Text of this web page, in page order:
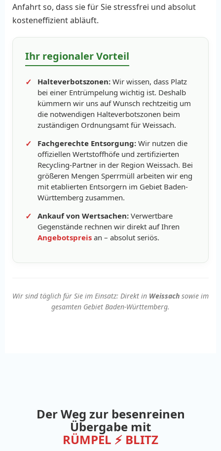
Anfahrt so, dass sie für Sie stressfrei und absolut
kosteneffizient abläuft.
Ihr regionaler Vorteil
Halteverbotszonen: Wir wissen, dass Platz
bei einer Entrümpelung wichtig ist. Deshalb
kümmern wir uns auf Wunsch rechtzeitig um
die notwendigen Halteverbotszonen beim
zuständigen Ordnungsamt für Weissach.
Fachgerechte Entsorgung: Wir nutzen die
offiziellen Wertstoffhöfe und zertifizierten
Recycling-Partner in der Region Weissach. Bei
größeren Mengen Sperrmüll arbeiten wir eng
mit etablierten Entsorgern im Gebiet Baden-
Württemberg zusammen.
Ankauf von Wertsachen: Verwertbare
Gegenstände rechnen wir direkt auf Ihren
Angebotspreis an – absolut seriös.
Wir sind täglich für Sie im Einsatz: Direkt in Weissach sowie im
gesamten Gebiet Baden-Württemberg.
Der Weg zur besenreinen
Übergabe mit
RÜMPEL ⚡ BLITZ